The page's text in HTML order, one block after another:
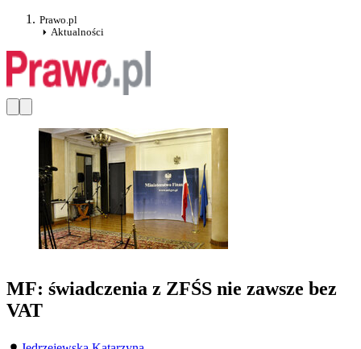
Prawo.pl
Aktualności
MF: świadczenia z ZFŚS nie zawsze bez
VAT